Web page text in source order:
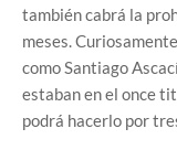
también cabrá la
meses.
como Santiago
estaban en el once
podrá hacerlo por